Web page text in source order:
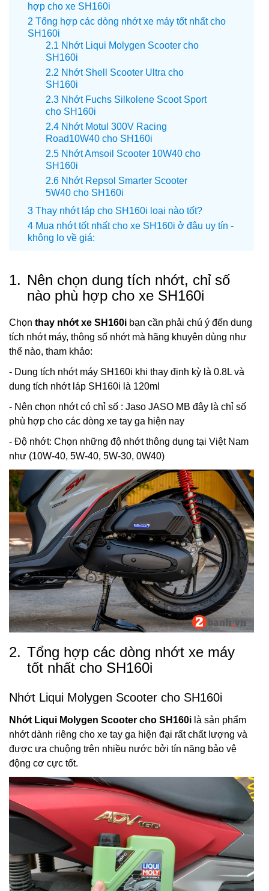
hợp cho xe SH160i
Tổng hợp các dòng nhớt xe máy tốt nhất cho
SH160i
Nhớt Liqui Molygen Scooter cho
SH160i
Nhớt Shell Scooter Ultra cho
SH160i
Nhớt Fuchs Silkolene Scoot Sport
cho SH160i
Nhớt Motul 300V Racing
Road10W40 cho SH160i
Nhớt Amsoil Scooter 10W40 cho
SH160i
Nhớt Repsol Smarter Scooter
5W40 cho SH160i
Thay nhớt láp cho SH160i loại nào tốt?
Mua nhớt tốt nhất cho xe SH160i ở đâu uy tín -
không lo về giá:
1. Nên chọn dung tích nhớt, chỉ số
nào phù hợp cho xe SH160i
Chọn thay nhớt xe SH160i bạn cần phải chú ý đến dung
tích nhớt máy, thông số nhớt mà hãng khuyên dùng như
thế nào, tham khảo:
- Dung tích nhớt máy SH160i khi thay định kỳ là 0.8L và
dung tích nhớt láp SH160i là 120ml
- Nên chọn nhớt có chỉ số : Jaso JASO MB đây là chỉ số
phù hợp cho các dòng xe tay ga hiện nay
- Độ nhớt: Chọn những độ nhớt thông dụng tại Việt Nam
như (10W-40, 5W-40, 5W-30, 0W40)
2. Tổng hợp các dòng nhớt xe máy
tốt nhất cho SH160i
Nhớt Liqui Molygen Scooter cho SH160i
Nhớt Liqui Molygen Scooter cho SH160i là sản phẩm
nhớt dành riêng cho xe tay ga hiện đại rất chất lượng và
được ưa chuộng trên nhiều nước bởi tín năng bảo vệ
động cơ cực tốt.